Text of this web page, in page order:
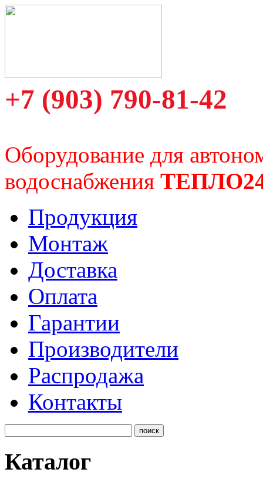
+7 (903) 790-81-42
Оборудование для
водоснабжения
Продукция
Монтаж
Доставка
Оплата
Гарантии
Производители
Распродажа
Контакты
Каталог